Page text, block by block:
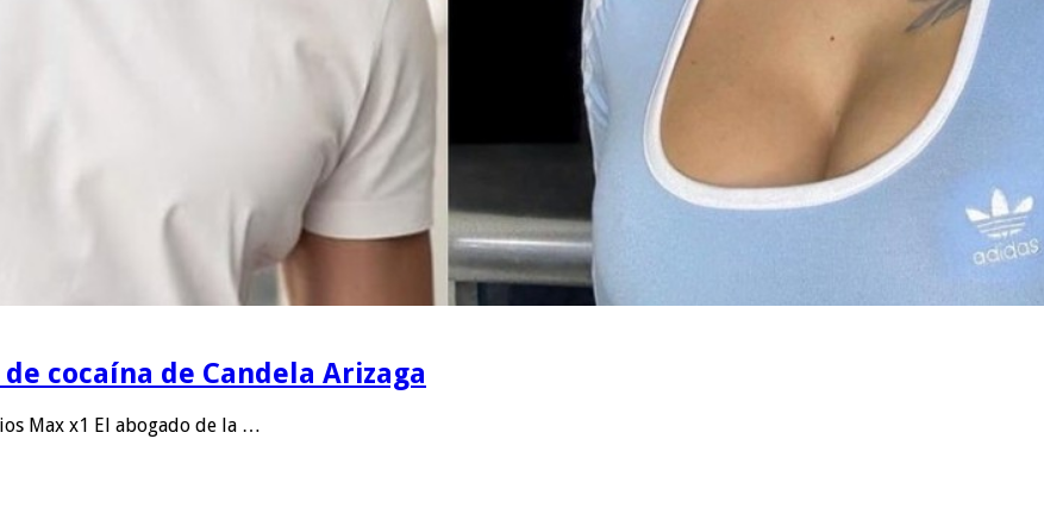
cocaína de Candela Arizaga
Max x1 El abogado de la …